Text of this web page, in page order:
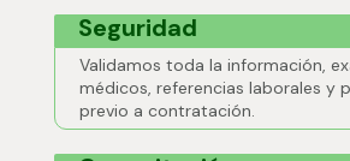
Seguridad
Validamos toda la información,
médicos, referencias laborales y
previo a contratación.